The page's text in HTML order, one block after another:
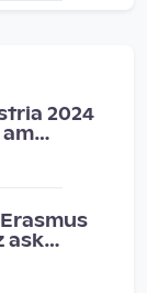
2024
ask